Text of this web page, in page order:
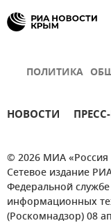
ПОЛИТИКА
НОВОСТИ
© 2026 МИА «Россия
Сетевое издание
Федеральной
информационных
(Роскомнадзор) 08